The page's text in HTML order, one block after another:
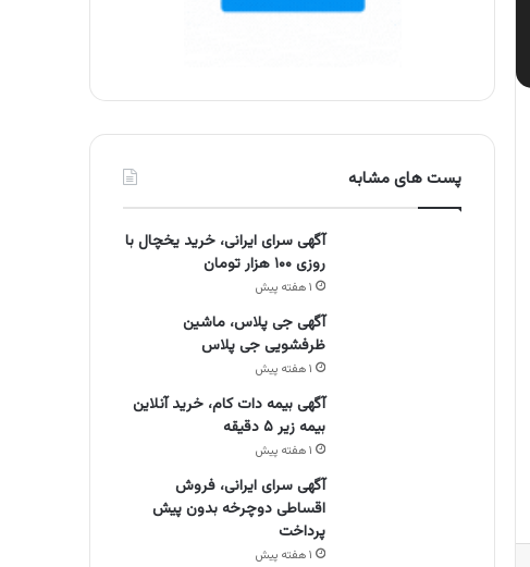
پست های مشابه
آگهی سرای ایرانی، خرید یخچال با
روزی ۱۰۰ هزار تومان
۱ هفته پیش
آگهی جی پلاس، ماشین
ظرفشویی جی پلاس
۱ هفته پیش
آگهی بیمه دات کام، خرید آنلاین
بیمه زیر ۵ دقیقه
۱ هفته پیش
آگهی سرای ایرانی، فروش
اقساطی دوچرخه بدون پیش
پرداخت
۱ هفته پیش